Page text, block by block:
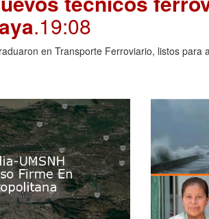
.19:08
en Transporte Ferroviario, listos